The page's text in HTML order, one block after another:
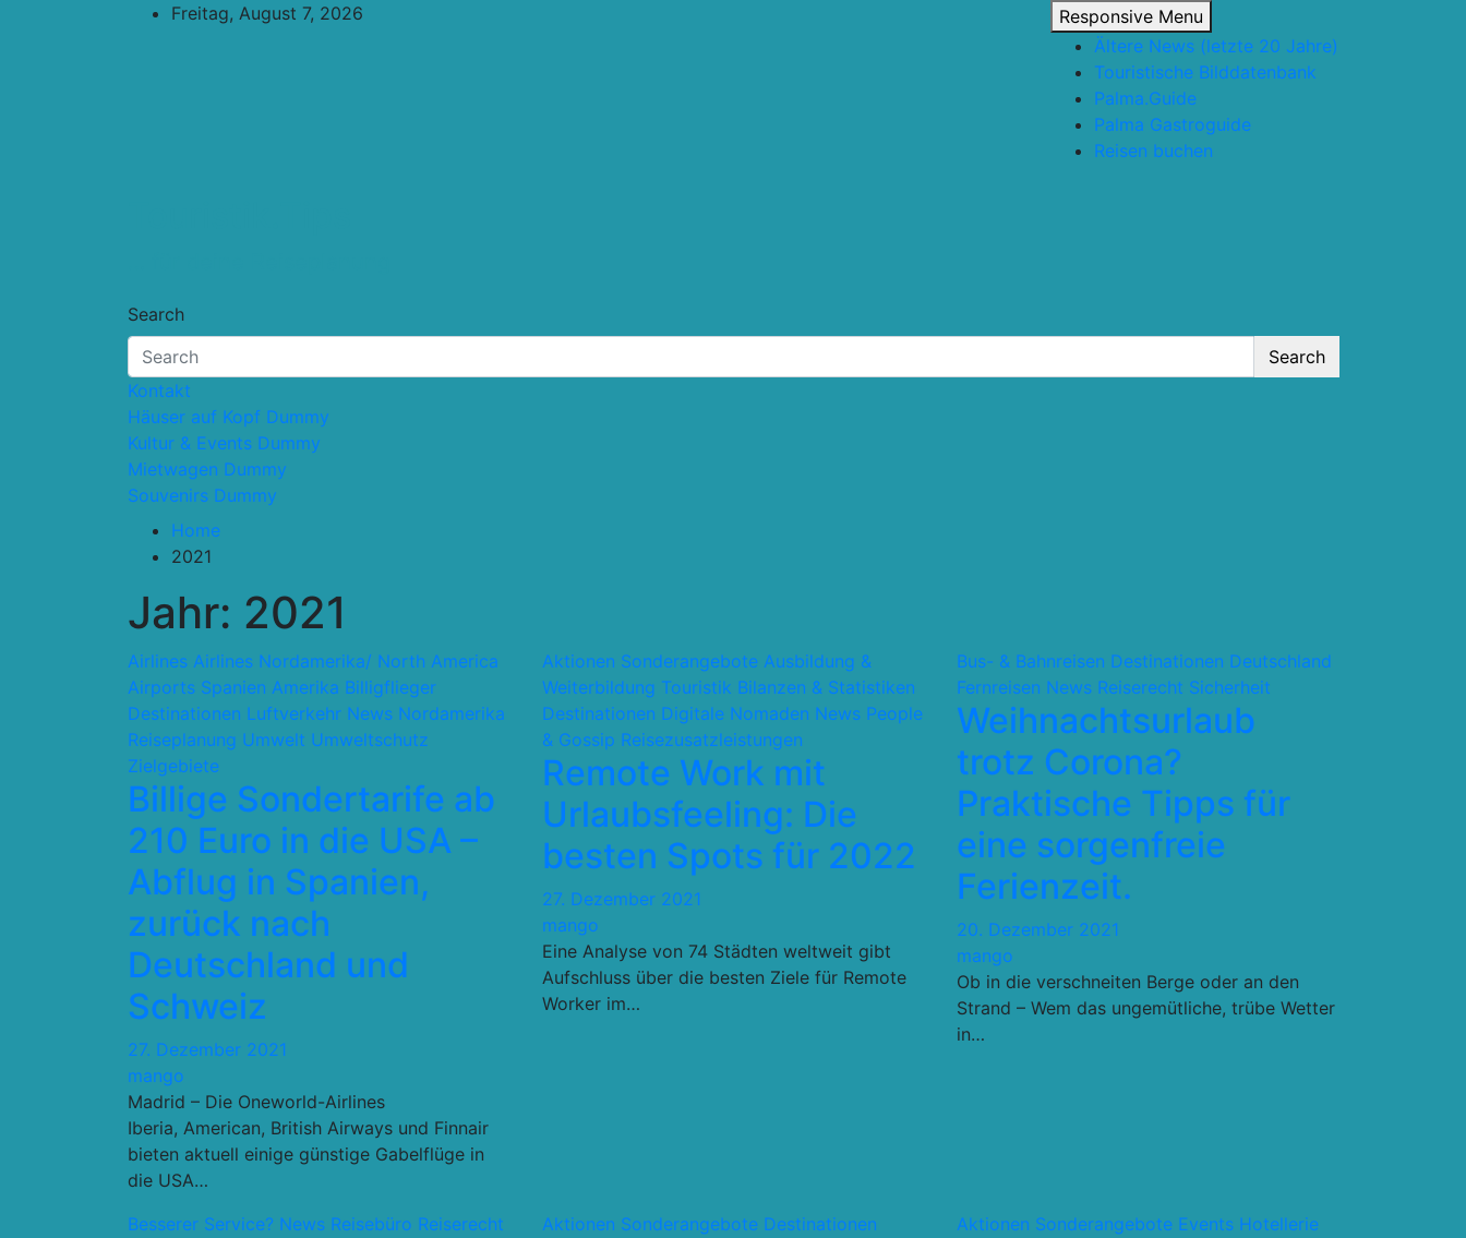
Freitag, August 7, 2026
Responsive Menu
Ältere News (letzte 20 Jahre)
Touristische Bilddatenbank
Palma.Guide
Palma Gastroguide
Reisen buchen
Search
Search
Kontakt
Häuser auf Kopf Dummy
Kultur & Events Dummy
Mietwagen Dummy
Souvenirs Dummy
Home
2021
Jahr: 2021
Airlines Airlines Nordamerika/ North America
Airports Spanien Amerika Billigflieger
Destinationen Luftverkehr News Nordamerika
Reiseplanung Umwelt Umweltschutz
Zielgebiete
Billige Sondertarife ab
210 Euro in die USA –
Abflug in Spanien,
zurück nach
Deutschland und
Schweiz
27. Dezember 2021
mango
Madrid – Die Oneworld-Airlines
Iberia, American, British Airways und Finnair
bieten aktuell einige günstige Gabelflüge in
die USA…
Aktionen Sonderangebote Ausbildung &
Weiterbildung Touristik Bilanzen & Statistiken
Destinationen Digitale Nomaden News People
& Gossip Reisezusatzleistungen
Remote Work mit
Urlaubsfeeling: Die
besten Spots für 2022
27. Dezember 2021
mango
Eine Analyse von 74 Städten weltweit gibt
Aufschluss über die besten Ziele für Remote
Worker im…
Bus- & Bahnreisen Destinationen Deutschland
Fernreisen News Reiserecht Sicherheit
Weihnachtsurlaub
trotz Corona?
Praktische Tipps für
eine sorgenfreie
Ferienzeit.
20. Dezember 2021
mango
Ob in die verschneiten Berge oder an den
Strand – Wem das ungemütliche, trübe Wetter
in…
Besserer Service? News Reisebüro Reiserecht
Aktionen Sonderangebote Destinationen
Aktionen Sonderangebote Events Hotellerie